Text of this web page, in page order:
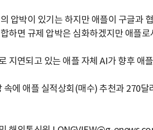
압박이 있기는 하지만 애플이 구글과
하면 규제 압박은 심화하겠지만 애플
지연되고 있는 애플 자체 AI가 향후 애
속에 애플 실적상회(매수) 추천과 270